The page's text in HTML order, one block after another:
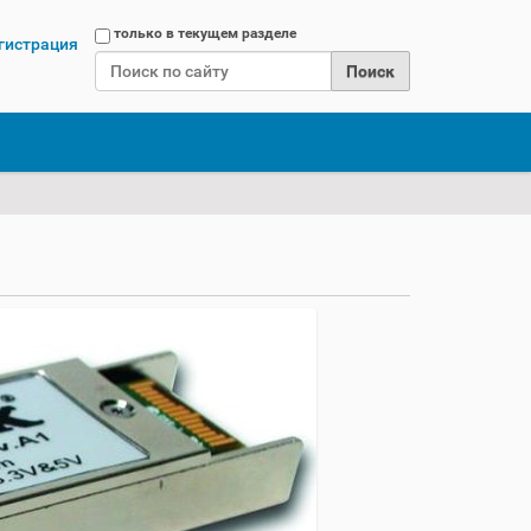
Поисктолько в текущем разделе